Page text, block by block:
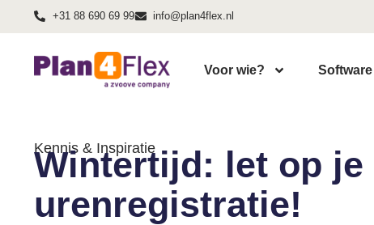
+31 88 690 69 99 info@plan4flex.nl
Voor wie? Software
Kennis & Inspiratie
Wintertijd: let op je
urenregistratie!